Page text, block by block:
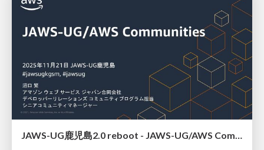
JAWS-UG鹿児島2.0 reboot - JAWS-UG/AWS Communitiesのご紹介